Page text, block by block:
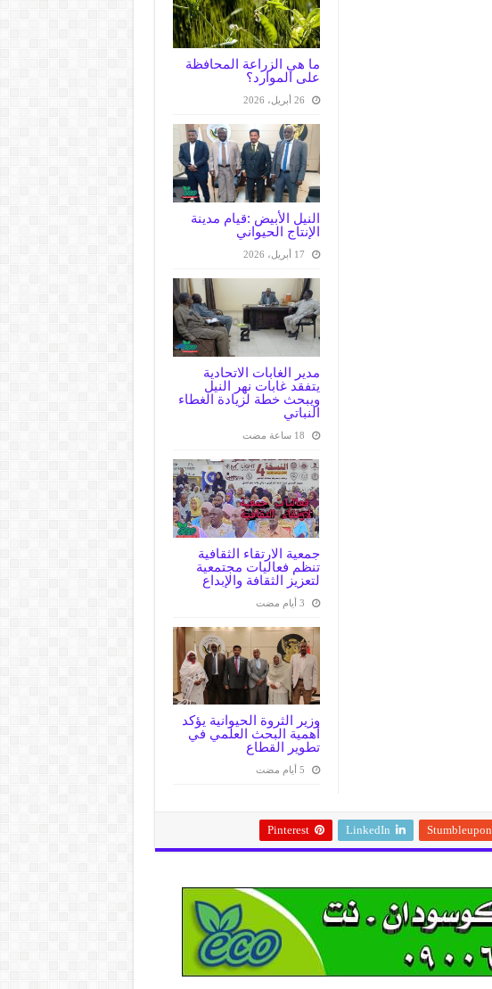
ما هي الزراعة المحافظة
على الموارد؟
26 أبريل، 2026
النيل الأبيض :قيام مدينة
الإنتاج الحيواني
17 أبريل، 2026
مدير الغابات الاتحادية
يتفقد غابات نهر النيل
ويبحث خطة لزيادة الغطاء
النباتي
جمعية الارتقاء الثقافية
تنظم فعاليات مجتمعية
لتعزيز الثقافة والإبداع
وزير الثروة الحيوانية يؤكد
أهمية البحث العلمي في
تطوير القطاع
Stumbleupon
LinkedIn
Pinterest